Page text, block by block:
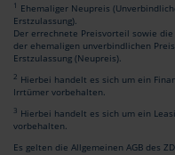
1 Ehemaliger Neupreis
Erstzulassung).
Der errechnete Preisvorteil sowie
der ehemaligen unverbindlichen
Erstzulassung (Neupreis).
2 Hierbei handelt es sich um ein
Irrtümer vorbehalten.
3 Hierbei handelt es sich um ein
vorbehalten.
Es gelten die Allgemeinen AGB des